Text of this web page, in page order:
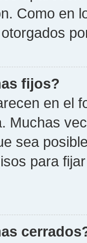
Como en
fijos?
en el
Muchas
sea
para